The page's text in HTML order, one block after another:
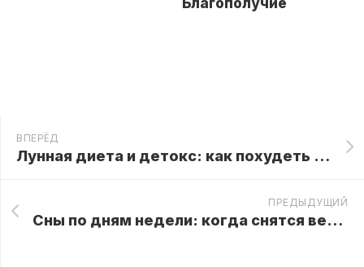
Благополучие
ВПЕРЁД
Лунная диета и детокс: как похудеть в ритме с природой
ПРЕДЫДУЩИЙ
Сны по дням недели: когда снятся вещие сны, а когда — «пустые»